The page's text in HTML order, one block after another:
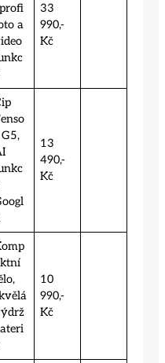
a
33
990,-
Kč
13
490,-
Kč
10
990,-
Kč